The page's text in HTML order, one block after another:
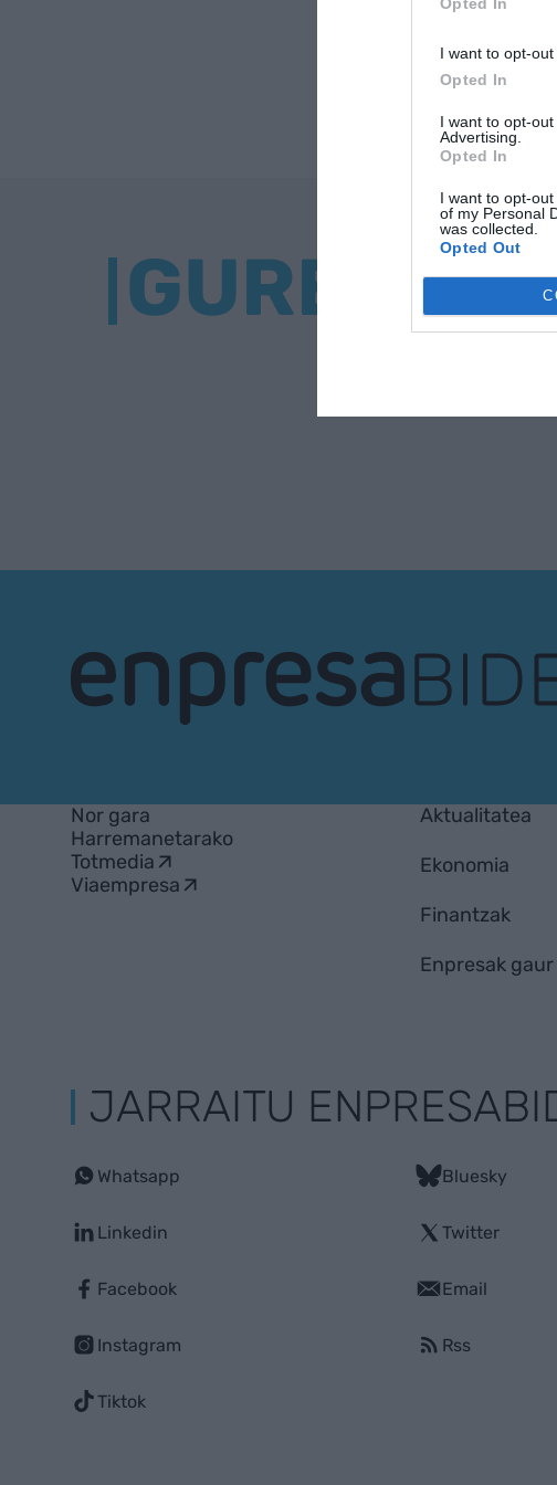
I want to opt-
Opted In
I want to opt-
Advertising.
Opted In
I want to opt-
of my Personal
was collected.
Opted Out
GURE
Nor gara
Harremanetarako
Totmedia
Viaempresa
Aktualitatea
Ekonomia
Finantzak
Enpresak gaur
JARRAITU
Whatsapp
Linkedin
Facebook
Instagram
Tiktok
Bluesky
Twitter
Email
Rss